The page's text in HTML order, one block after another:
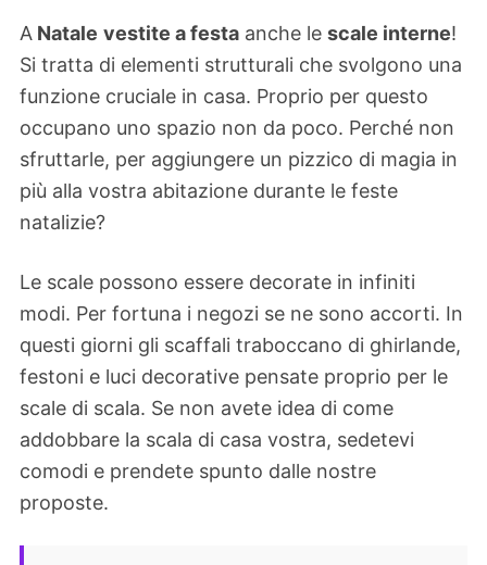
A Natale vestite a festa anche le scale interne!
Si tratta di elementi strutturali che svolgono una
funzione cruciale in casa. Proprio per questo
occupano uno spazio non da poco. Perché non
sfruttarle, per aggiungere un pizzico di magia in
più alla vostra abitazione durante le feste
natalizie?
Le scale possono essere decorate in infiniti
modi. Per fortuna i negozi se ne sono accorti. In
questi giorni gli scaffali traboccano di ghirlande,
festoni e luci decorative pensate proprio per le
scale di scala. Se non avete idea di come
addobbare la scala di casa vostra, sedetevi
comodi e prendete spunto dalle nostre
proposte.